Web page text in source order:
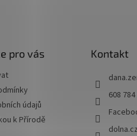
pro vás
údajů
k Přírodě
Kontakt
608
dolna.cz